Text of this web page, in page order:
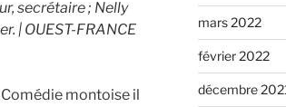
secrétaire ; Nelly
| OUEST-FRANCE
montoise il
mars 2022
février 2022
décembre